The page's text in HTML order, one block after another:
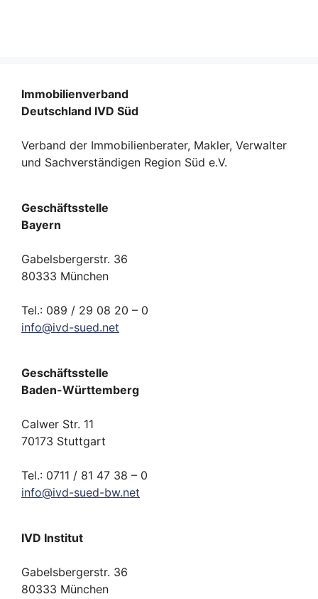
Immobilienverband
Deutschland IVD Süd
Verband der Immobilienberater, Makler, Verwalter
und Sachverständigen Region Süd e.V.
Geschäftsstelle
Bayern
Gabelsbergerstr. 36
80333 München
Tel.: 089 / 29 08 20 – 0
info@ivd-sued.net
Geschäftsstelle
Baden-Württemberg
Calwer Str. 11
70173 Stuttgart
Tel.: 0711 / 81 47 38 – 0
info@ivd-sued-bw.net
IVD Institut
Gabelsbergerstr. 36
80333 München